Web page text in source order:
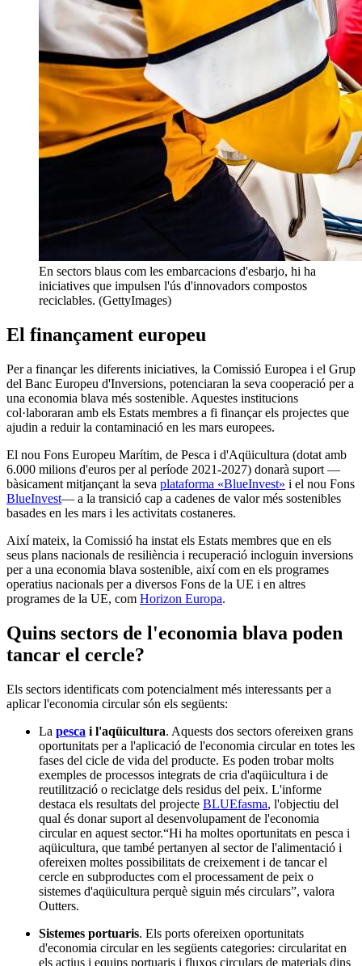
En sectors blaus com les embarcacions d'esbarjo, hi ha
iniciatives que impulsen l'ús d'innovadors compostos
reciclables. (GettyImages)
El finançament europeu
Per a finançar les diferents iniciatives, la Comissió Europea i el Grup
del Banc Europeu d'Inversions, potenciaran la seva cooperació per a
una economia blava més sostenible. Aquestes institucions
col·laboraran amb els Estats membres a fi finançar els projectes que
ajudin a reduir la contaminació en les mars europees.
El nou Fons Europeu Marítim, de Pesca i d'Aqüicultura (dotat amb
6.000 milions d'euros per al període 2021-2027) donarà suport —
bàsicament mitjançant la seva plataforma «BlueInvest» i el nou Fons
BlueInvest— a la transició cap a cadenes de valor més sostenibles
basades en les mars i les activitats costaneres.
Així mateix, la Comissió ha instat els Estats membres que en els
seus plans nacionals de resiliència i recuperació incloguin inversions
per a una economia blava sostenible, així com en els programes
operatius nacionals per a diversos Fons de la UE i en altres
programes de la UE, com Horizon Europa.
Quins sectors de l'economia blava poden
tancar el cercle?
Els sectors identificats com potencialment més interessants per a
aplicar l'economia circular són els següents:
La pesca i l'aqüicultura. Aquests dos sectors ofereixen grans
oportunitats per a l'aplicació de l'economia circular en totes les
fases del cicle de vida del producte. Es poden trobar molts
exemples de processos integrats de cria d'aqüicultura i de
reutilització o reciclatge dels residus del peix. L'informe
destaca els resultats del projecte BLUEfasma, l'objectiu del
qual és donar suport al desenvolupament de l'economia
circular en aquest sector.“Hi ha moltes oportunitats en pesca i
aqüicultura, que també pertanyen al sector de l'alimentació i
ofereixen moltes possibilitats de creixement i de tancar el
cercle en subproductes com el processament de peix o
sistemes d'aqüicultura perquè siguin més circulars”, valora
Outters.
Sistemes portuaris. Els ports ofereixen oportunitats
d'economia circular en les següents categories: circularitat en
els actius i equips portuaris i fluxos circulars de materials dins